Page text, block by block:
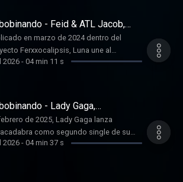
- Feid & ATL Jacob,
- 07/07/26
en marzo de 2024 dentro del
Ferxxocalipsis, Luna une al
Feid con el productor
2026- 04 min 11 s
- Lady Gaga,
- 06/07/26
de 2025, Lady Gaga lanza
como segundo single de su
álbum, Mayhem.
2026- 04 min 37 s